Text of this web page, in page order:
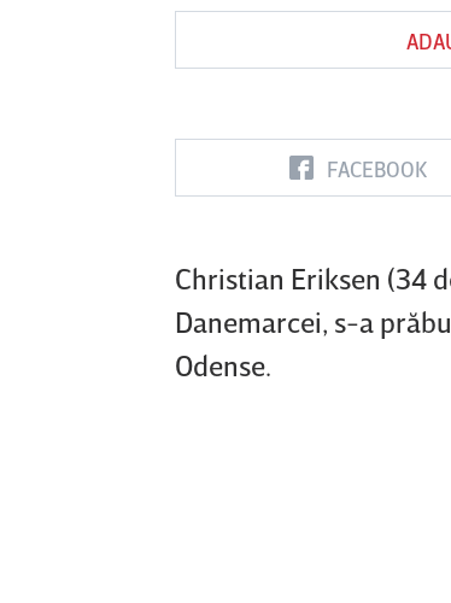
FACEBOOK
Christian Eriksen (34
Danemarcei, s-a
Odense.
Sepsi OSK Sf
Gheorghe
Vs
FCSB